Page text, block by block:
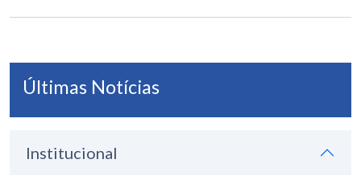
Últimas Notícias
Institucional